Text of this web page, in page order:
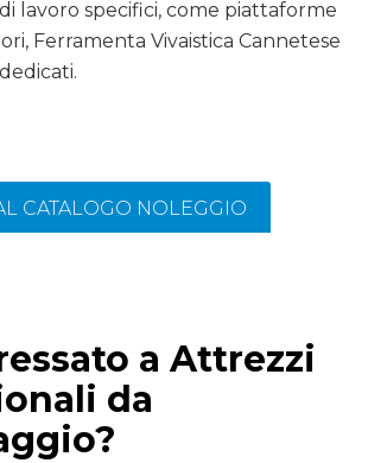
lavoro specifici, come piattaforme
Ferramenta Vivaistica Cannetese
CATALOGO NOLEGGIO
a Attrezzi
da